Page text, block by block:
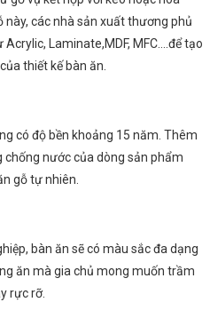
này, các nhà sản xuất thương phủ
Laminate,MDF, MFC….để tạo
thiết kế bàn ăn.
có độ bền khoảng 15 năm. Thêm
nước của dòng sản phẩm
gỗ tự nhiên.
bàn ăn sẽ có màu sắc đa dạng
ăn mà gia chủ mong muốn trầm
rực rỡ.